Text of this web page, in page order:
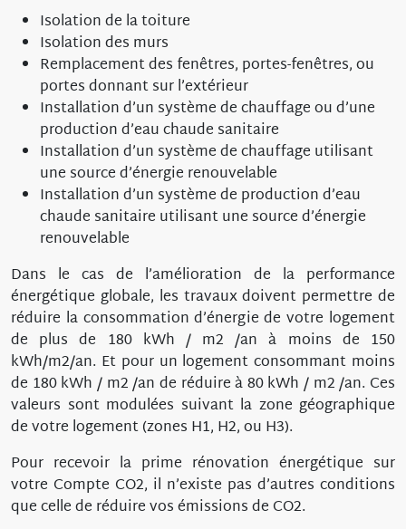
Isolation de la toiture
Isolation des murs
Remplacement des fenêtres, portes-fenêtres, ou
portes donnant sur l’extérieur
Installation d’un système de chauffage ou d’une
production d’eau chaude sanitaire
Installation d’un système de chauffage utilisant
une source d’énergie renouvelable
Installation d’un système de production d’eau
chaude sanitaire utilisant une source d’énergie
renouvelable
Dans le cas de l’amélioration de la performance
énergétique globale, les travaux doivent permettre de
réduire la consommation d’énergie de votre logement
de plus de 180 kWh / m2 /an à moins de 150
kWh/m2/an. Et pour un logement consommant moins
de 180 kWh / m2 /an de réduire à 80 kWh / m2 /an. Ces
valeurs sont modulées suivant la zone géographique
de votre logement (zones H1, H2, ou H3).
Pour recevoir la prime rénovation énergétique sur
votre Compte CO2, il n’existe pas d’autres conditions
que celle de réduire vos émissions de CO2.